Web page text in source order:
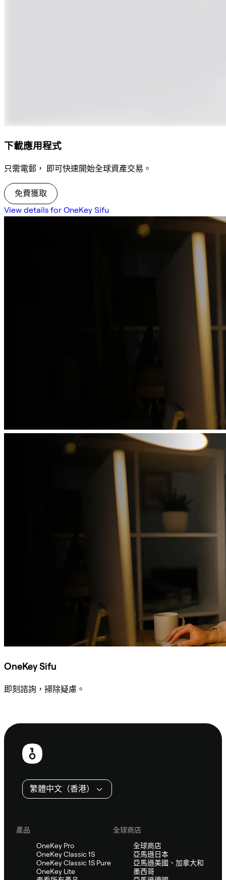
下載應用程式
只需電郵， 即可快速開始全球資產交易。
免費獲取
View details for OneKey Sifu
OneKey Sifu
即刻諮詢，掃除疑慮。
頁
繁體中文（香港）
產品
OneKey Pro
OneKey Classic 1S
OneKey Classic 1S Pure
OneKey Lite
全球商店
全球商店
亞馬遜日本
亞馬遜美國、加拿大和
墨西哥